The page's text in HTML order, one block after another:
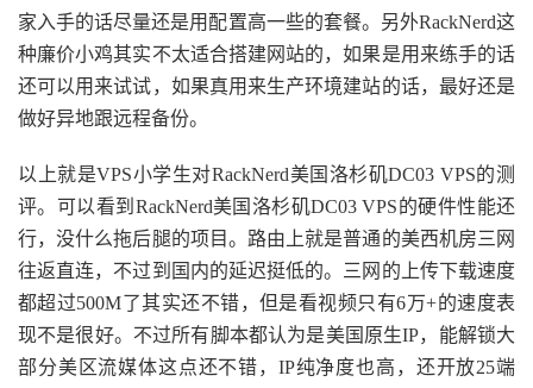
家入手的话尽量还是用配置高一些的套餐。另外RackNerd这
种廉价小鸡其实不太适合搭建网站的，如果是用来练手的话
还可以用来试试，如果真用来生产环境建站的话，最好还是
做好异地跟远程备份。
以上就是VPS小学生对RackNerd美国洛杉矶DC03 VPS的测
评。可以看到RackNerd美国洛杉矶DC03 VPS的硬件性能还
行，没什么拖后腿的项目。路由上就是普通的美西机房三网
往返直连，不过到国内的延迟挺低的。三网的上传下载速度
都超过500M了其实还不错，但是看视频只有6万+的速度表
现不是很好。不过所有脚本都认为是美国原生IP，能解锁大
部分美区流媒体这点还不错，IP纯净度也高，还开放25端